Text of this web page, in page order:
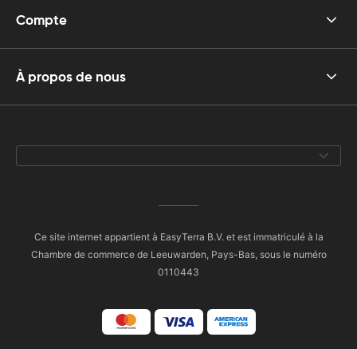
Compte
À propos de nous
Ce site internet appartient à EasyTerra B.V. et est immatriculé à la
Chambre de commerce de Leeuwarden, Pays-Bas, sous le numéro
0110443